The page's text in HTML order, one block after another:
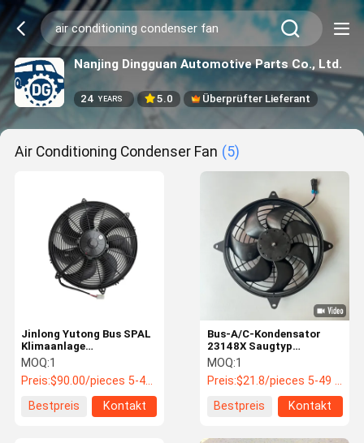
Nanjing Dingguan Automotive Parts Co., Ltd.
24 YEARS 5.0 Überprüfter Lieferant
Air Conditioning Condenser Fan (5)
Jinlong Yutong Bus SPAL
Klimaanlage
Kondensatorventilator
VA33-BP93 VLL-65A 24V
Bus Ersatzteile
MOQ:1
Preis:$90.00/pieces 5-49 pieces
Bestpreis
Kontakt
Bus-A/C-Kondensator
23148X Saugtyp
Elektronischer Lüfter
Kühlbus Ersatzteile
MOQ:1
Preis:$21.8/pieces 5-49 pieces
Bestpreis
Kontakt